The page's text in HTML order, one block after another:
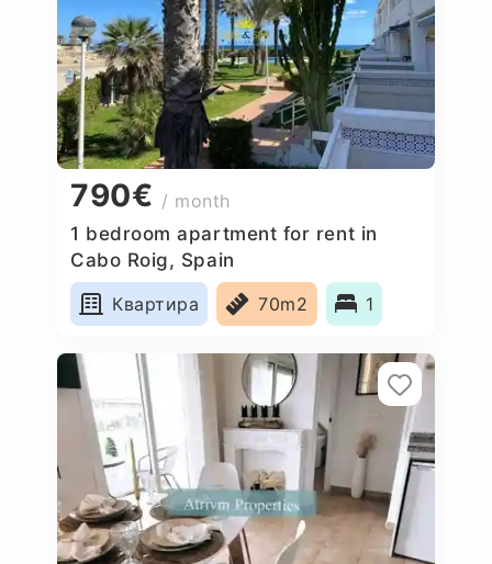
790€ / month
1 bedroom apartment for rent in
Cabo Roig, Spain
Квартира
70m2 1